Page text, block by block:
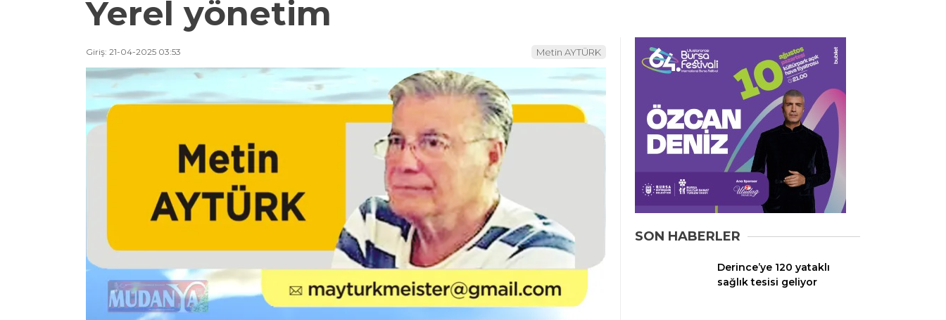
YEREL
GÜNDEM (İGFA)
SİYASET
ÖZEL HABER
EKONOMİ
AKTÜEL
YAZI DİZİSİ
Yerel yönetim
Giriş: 21-04-2025 03:53 Metin AYTÜRK
SON HABERLER
Derince’ye 120 yataklı
sağlık tesisi geliyor